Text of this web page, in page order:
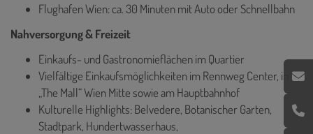
Flughafen Wien: ca. 30 Minuten mit Auto oder Schnellbahn
Nahversorgung & Freizeit
Einkaufs- und Gastronomieflächen im Quartier
Vielfältige Einkaufsmöglichkeiten im Rennweg Center, in
„The Mall“ Wien Mitte sowie am Hauptbahnhof
Kulturelle Highlights: Belvedere, Botanischer Garten,
Stadtpark, Hundertwasserhaus,